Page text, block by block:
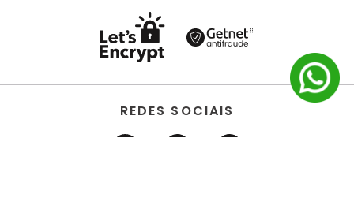
REDES SOCIAIS